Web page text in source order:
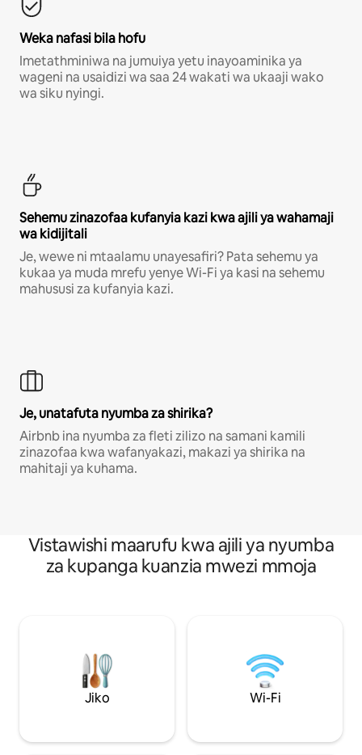
Weka nafasi bila hofu
Imetathminiwa na jumuiya yetu inayoaminika ya
wageni na usaidizi wa saa 24 wakati wa ukaaji wako
wa siku nyingi.
Sehemu zinazofaa kufanyia kazi kwa ajili ya wahamaji
wa kidijitali
Je, wewe ni mtaalamu unayesafiri? Pata sehemu ya
kukaa ya muda mrefu yenye Wi-Fi ya kasi na sehemu
mahususi za kufanyia kazi.
Je, unatafuta nyumba za shirika?
Airbnb ina nyumba za fleti zilizo na samani kamili
zinazofaa kwa wafanyakazi, makazi ya shirika na
mahitaji ya kuhama.
Vistawishi maarufu kwa ajili ya nyumba
za kupanga kuanzia mwezi mmoja
Jiko Wi-Fi